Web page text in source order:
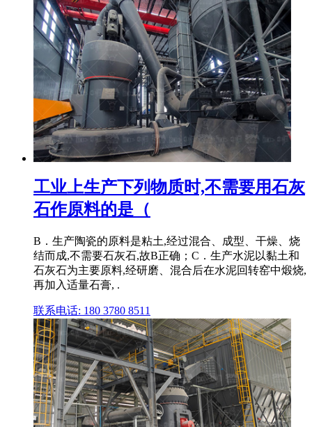
工业上生产下列物质时,不需要用石灰
石作原料的是（
B．生产陶瓷的原料是粘土,经过混合、成型、干燥、烧
结而成,不需要石灰石,故B正确；C．生产水泥以黏土和
石灰石为主要原料,经研磨、混合后在水泥回转窑中煅烧,
再加入适量石膏, .
联系电话: 180 3780 8511